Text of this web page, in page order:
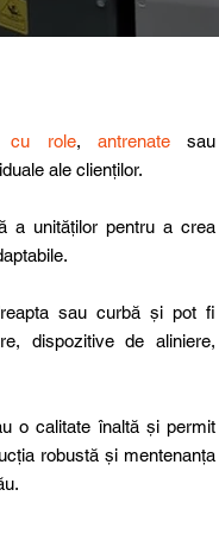
cu role, antrenatesau
ale clienților.
a unităților pentru a crea
sau curbă și pot fi
dispozitive de aliniere,
o calitate înaltă și permit
robustă și mentenanța